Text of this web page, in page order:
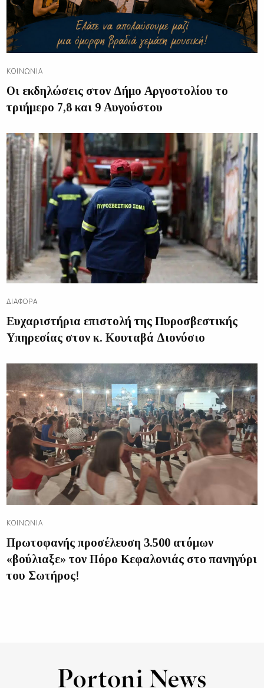
ΚΟΙΝΩΝΊΑ
Οι εκδηλώσεις στον Δήμο Αργοστολίου το
τριήμερο 7,8 και 9 Αυγούστου
ΔΙΑΦΟΡΑ
Ευχαριστήρια επιστολή της Πυροσβεστικής
Υπηρεσίας στον κ. Κουταβά Διονύσιο
ΚΟΙΝΩΝΊΑ
Πρωτοφανής προσέλευση 3.500 ατόμων
«βούλιαξε» τον Πόρο Κεφαλονιάς στο πανηγύρι
του Σωτήρος!